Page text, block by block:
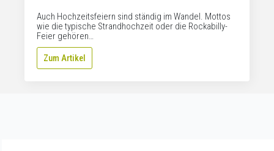
Auch Hochzeitsfeiern sind ständig im Wandel. Mottos
wie die typische Strandhochzeit oder die Rockabilly-
Feier gehören…
Zum Artikel